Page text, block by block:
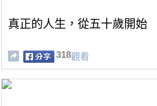
真正的人生，從五十歲開始
318觀看